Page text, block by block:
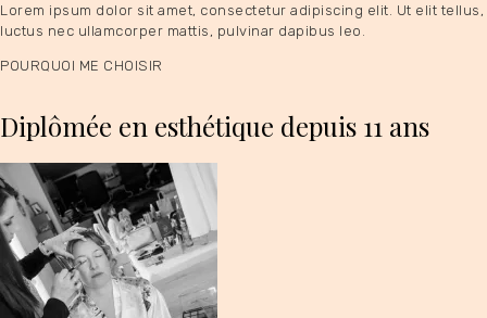
ACCUEIL
A PROPOS
GALERIE
PRESTATIONS
TARIFS
CARTE CADEAU
Lorem ipsum dolor sit amet, consectetur adipiscing elit. Ut elit tellus,
luctus nec ullamcorper mattis, pulvinar dapibus leo.
POURQUOI ME CHOISIR
Diplômée en esthétique depuis 11 ans